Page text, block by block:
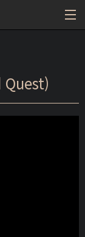
Quest)